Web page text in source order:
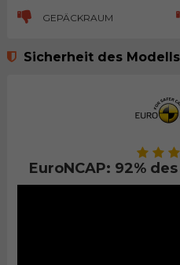
GEPÄCKRAUM
Sicherheit des
EuroNCAP: 92%